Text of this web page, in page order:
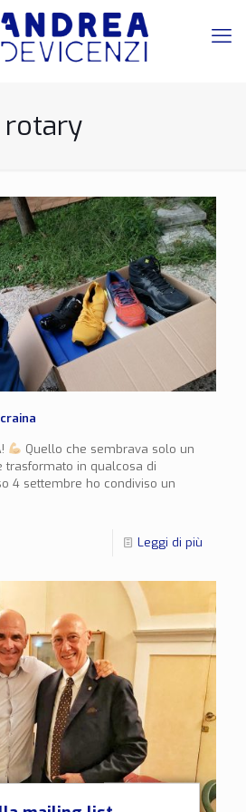
rotary
Quello che sembrava solo un
trasformato in qualcosa di
4 settembre ho condiviso un
Leggi di più